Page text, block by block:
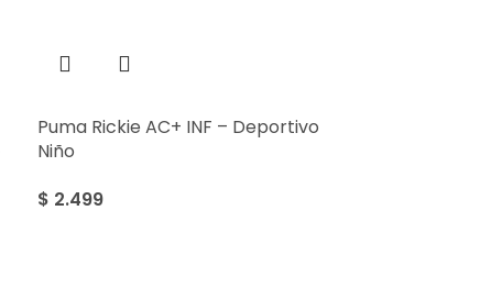
Puma Rickie AC+ INF – Deportivo
Niño
$ 2.499